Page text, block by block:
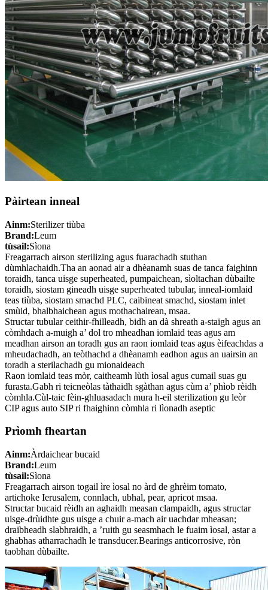
Pàirtean inneal
Ainm:Sterilizer tiùba
Brand:Leum
tùsail:Sìona
Freagarrach airson sterilizing agus fuarachadh stuthan
dùmhlachaidh.Tha an aonad air a dhèanamh suas de tanca faighinn
toraidh, tanca uisge superheated, pumpaichean, sìoltachan dùbailte
toraidh, siostam gineadh uisge superheated tubular, inneal-iomlaid
teas tiùba, siostam smachd PLC, caibineat smachd, siostam inlet
smùid, bhalbhaichean agus mothachairean, msaa.
Structar tubular ceithir-fhilleadh, bidh an dà shreath a-staigh agus an
còmhdach a-muigh a’ dol tro mheadhan iomlaid teas agus am
meadhan airson an toradh gus an raon iomlaid teas agus èifeachdas a
mheudachadh, an teòthachd a dhèanamh eadhon agus an uairsin an
toradh a sterilachadh gu mionaideach
Raon iomlaid teas mòr, caitheamh lùth ìosal agus cumail suas gu
furasta.Gabh ri teicneòlas tàthaidh sgàthan agus cùm a’ phìob rèidh
còmhla.Cùl-taic fèin-ghluasadach mura h-eil sterilization gu leòr
CIP agus auto SIP ri fhaighinn còmhla ri lìonadh aseptic
Prìomh fheartan
Ainm:Àrdaichear bucaid
Brand:Leum
tùsail:Sìona
Freagarrach airson togail ìre ìosal no àrd de ghrèim tomato,
artichoke Ierusalem, connlach, ubhal, pear, apricot msaa.
Structar bucaid rèidh an aghaidh measan clampaidh, agus structar
uisge-drùidhte gus uisge a chuir a-mach air uachdar mheasan;
draibheadh ​​​​slabhraidh, a ’ruith gu seasmhach le fuaim ìosal, astar a
ghabhas atharrachadh le transducer.Bearings anticorrosive, ròn
taobhan dùbailte.